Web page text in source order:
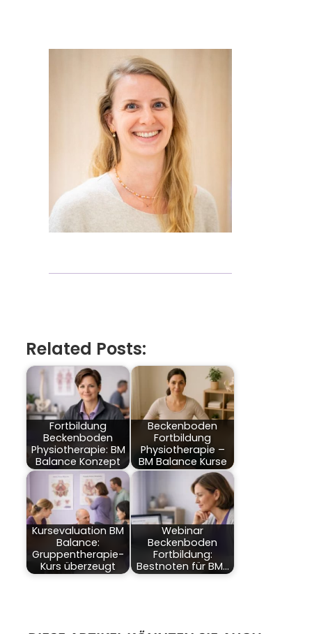
Related Posts:
Fortbildung
Beckenboden
Physiotherapie: BM
Balance Konzept
Beckenboden
Fortbildung
Physiotherapie –
BM Balance Kurse
Kursevaluation BM
Balance:
Gruppentherapie-
Kurs überzeugt
Webinar
Beckenboden
Fortbildung:
Bestnoten für BM…